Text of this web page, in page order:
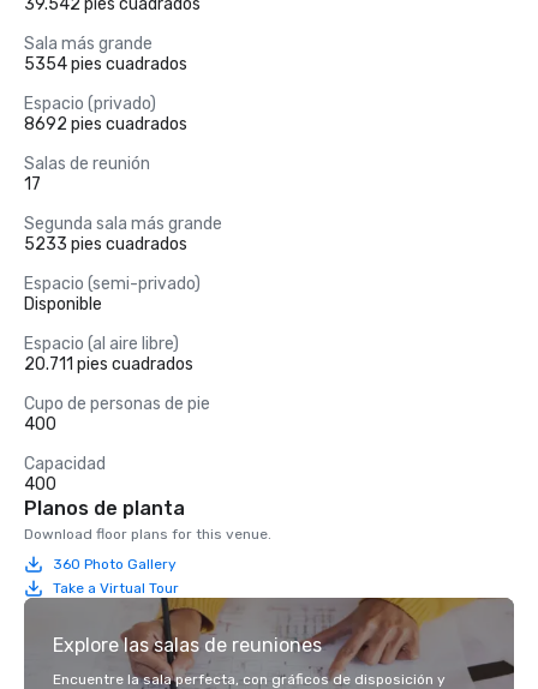
39.542 pies cuadrados
Sala más grande
5354 pies cuadrados
Espacio (privado)
8692 pies cuadrados
Salas de reunión
17
Segunda sala más grande
5233 pies cuadrados
Espacio (semi-privado)
Disponible
Espacio (al aire libre)
20.711 pies cuadrados
Cupo de personas de pie
400
Capacidad
400
Planos de planta
Download floor plans for this venue.
360 Photo Gallery
Take a Virtual Tour
Explore las salas de reuniones
Encuentre la sala perfecta, con gráficos de disposición y